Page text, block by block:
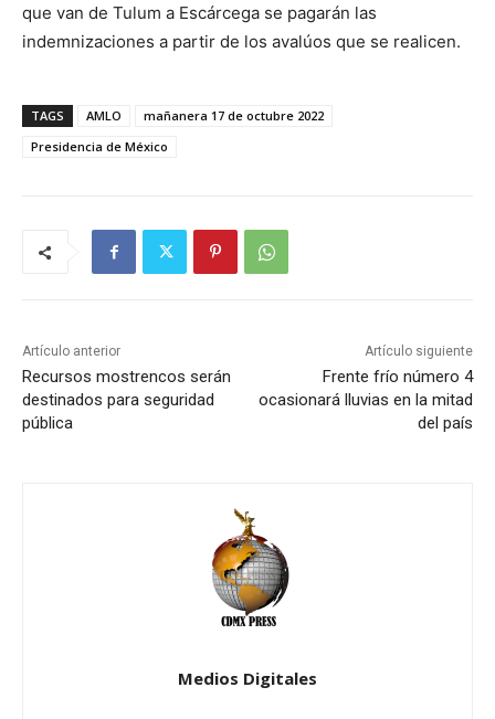
que van de Tulum a Escárcega se pagarán las
indemnizaciones a partir de los avalúos que se realicen.
TAGS AMLO
mañanera 17 de octubre 2022
Presidencia de México
Artículo anterior
Recursos mostrencos serán
destinados para seguridad
pública
Artículo siguiente
Frente frío número 4
ocasionará lluvias en la mitad
del país
Medios Digitales